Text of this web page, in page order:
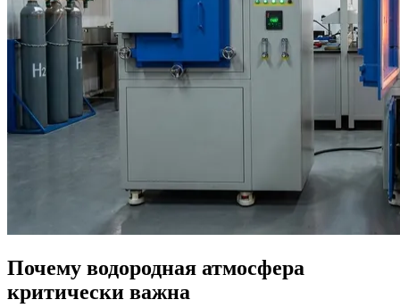
Почему водородная атмосфера
критически важна